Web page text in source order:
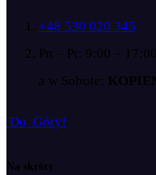
+48 530 020 345
Pn – Pt: 9:00 – 17:00
a w Sobote:
Do Góry!
Na skróty